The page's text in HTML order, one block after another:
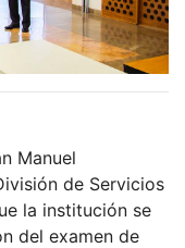
Manuel
de Servicios
la institución se
del examen de